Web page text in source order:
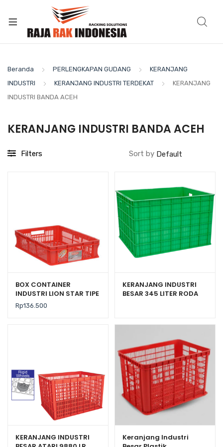
Beranda PERLENGKAPAN GUDANG
KERANJANG
INDUSTRI
KERANJANG INDUSTRI TERDEKAT
KERANJANG
INDUSTRI BANDA ACEH
KERANJANG INDUSTRI BANDA ACEH
Filters Sort by
BOX CONTAINER
INDUSTRI LION STAR TIPE
IC-27 FORTE CRATE 301
UK. 600 x 425 x 140 MM
Rp136.500
KERANJANG INDUSTRI
BESAR 345 LITER RODA
KERANJANG INDUSTRI
Keranjang Industri